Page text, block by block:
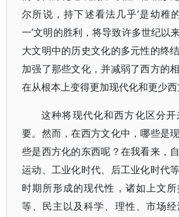
尔所说，持下述看法几乎‘是幼稚
一’文明的胜利，将导致许多世纪以
大文明中的历史文化的多元性的终
加强了那些文化，并减弱了西方的
在从根本上变得更加现代化和更少
这种将现代化和西方化区分
要。然而，在西方文化中，哪些是
些是西方化的东西呢？在我看来，
运动、工业化时代、后工业化时代
时期所形成的现代性，诸如上文
等、民主以及科学、理性、市场